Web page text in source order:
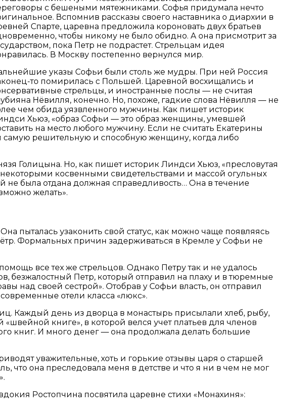
с бешеными мятежниками. Софья придумала нечто
Вспомнив рассказы своего наставника о диархии в
Спарте, царевна предложила короновать двух братьев
чтобы никому не было обидно. А она присмотрит за
пока Петр не подрастет. Стрельцам идея
В Москву постепенно вернулся мир.
указы Софьи были столь же мудры. При ней Россия
то помирилась с Польшей. Царевной восхищались и
стрельцы, и иностранные послы — не считая
Нёвилля, конечно. Но, похоже, гадкие слова Нёвилля — не
чем обида уязвленного мужчины. Как пишет историк
Хьюз, «образ Софьи — это образ женщины, умевшей
на место любого мужчину. Если не считать Екатерины
самую решительную и способную женщину, когда либо
Голицына. Но, как пишет историк Линдси Хьюз, «пресловутая
косвенными свидетельствами и массой огульных
не была отдана должная справедливость… Она в течение
желать».
пыталась узаконить свой статус, как можно чаще появляясь
Формальных причин задерживаться в Кремле у Софьи не
все тех же стрельцов. Однако Петру так и не удалось
безжалостный Петр, который отправил на плаху и в тюремные
над своей сестрой». Отобрав у Софьи власть, он отправил
отели класса «люкс».
Каждый день из дворца в монастырь присылали хлеб, рыбу,
книге», в которой велся учет платьев для членов
книг. И много денег — она продолжала делать большие
уважительные, хоть и горькие отзывы царя о старшей
она преследовала меня в детстве и что я ни в чем не мог
Ростопчина посвятила царевне стихи «Монахиня»: